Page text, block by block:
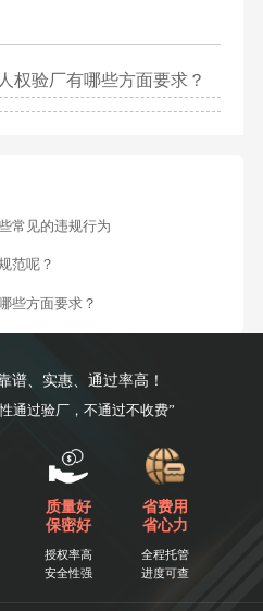
权验厂有哪些方面要求？
常见的违规行为
范呢？
些方面要求？
谱、实惠、通过率高！
通过验厂，不通过不收费”
质量好
保密好
授权率高
安全性强
省费用
省心力
全程托管
进度可查